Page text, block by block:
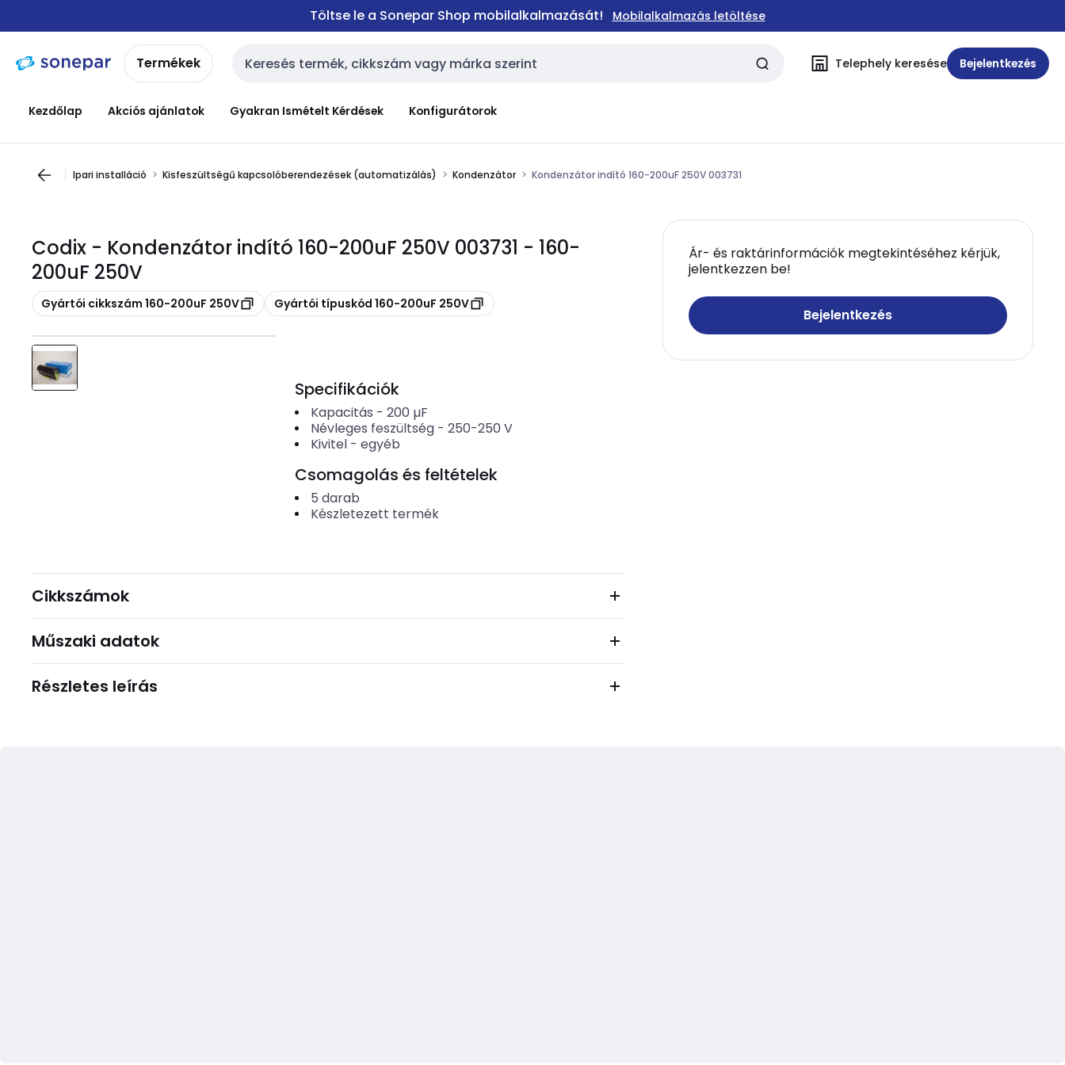
navigációhoztartalomra
Töltse le a Sonepar Shop mobilalkalmazását! Mobilalkalmazás letöltése
Termékek Keresési bemenet Telephely keresése Bejelentkezés
Kezdőlap Akciós ajánlatok Gyakran Ismételt Kérdések Konfigurátorok
Ipari installáció Kisfeszültségű kapcsolóberendezések (automatizálás) Kondenzátor Kondenzátor indító 160-200uF 250V 003731
Codix - Kondenzátor indító 160-200uF 250V 003731 - 160-
200uF 250V
Másolás
Gyártói cikkszám 160-200uF 250V Másolás
Gyártói típuskód 160-200uF 250V
Ár- és raktárinformációk megtekintéséhez kérjük,
jelentkezzen be!
Bejelentkezés
Specifikációk
Kapacitás - 200 µF
Névleges feszültség- 250-250 V
Kivitel- egyéb
Csomagolás és feltételek
5 darab
Készletezett termék
Cikkszámok
Műszaki adatok
Részletes leírás